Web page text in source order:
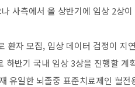
사측에서 올 상반기에 임상 2상
환자 모집, 임상 데이터 검정이 지
하반기 국내 임상 3상을 진행할 계
유일한 뇌졸중 표준치료제인 혈